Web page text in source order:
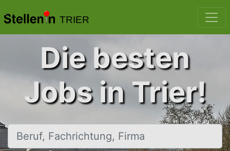
TRIER
Die besten
Jobs in Trier!
Beruf, Fachrichtung, Firma